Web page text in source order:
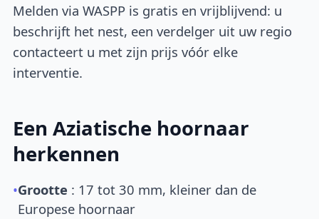
Melden via WASPP is gratis en vrijblijvend: u
beschrijft het nest, een verdelger uit uw regio
contacteert u met zijn prijs vóór elke
interventie.
Een Aziatische hoornaar
herkennen
•Grootte : 17 tot 30 mm, kleiner dan de
Europese hoornaar